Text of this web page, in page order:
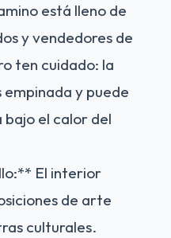
está lleno de
y vendedores de
ten cuidado: la
y puede
el calor del
El interior
de arte
culturales.